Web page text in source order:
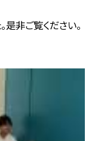
非ご覧ください。